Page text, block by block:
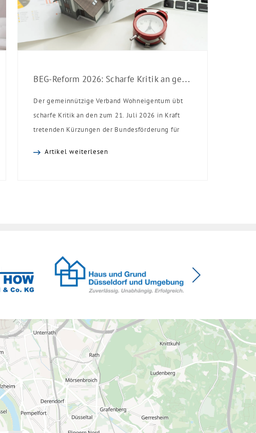
BEG-Reform 2026: Scharfe Kritik an gekürzten Sanierungsförderungen
Der gemeinnützige Verband Wohneigentum übt
scharfe Kritik an den zum 21. Juli 2026 in Kraft
tretenden Kürzungen der Bundesförderung für
Artikel weiterlesen